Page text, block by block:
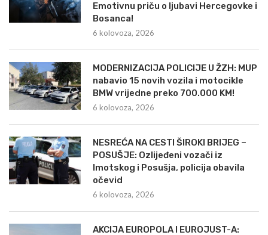
Emotivnu priču o ljubavi Hercegovke i
Bosanca!
6 kolovoza, 2026
MODERNIZACIJA POLICIJE U ŽZH: MUP
nabavio 15 novih vozila i motocikle
BMW vrijedne preko 700.000 KM!
6 kolovoza, 2026
NESREĆA NA CESTI ŠIROKI BRIJEG –
POSUŠJE: Ozlijeđeni vozači iz
Imotskog i Posušja, policija obavila
očevid
6 kolovoza, 2026
AKCIJA EUROPOLA I EUROJUST-A: